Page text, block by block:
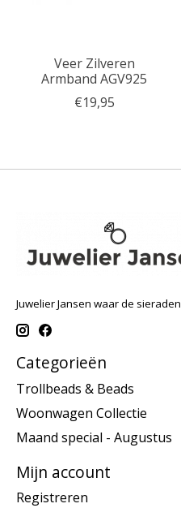
Veer Zilveren
Armband AGV925
€19,95
Juwelier Jansen waar de
Categorieën
Trollbeads & Beads
Woonwagen Collectie
Maand special - Augustus
Mijn account
Registreren